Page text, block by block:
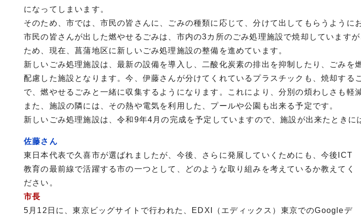
になってしまいます。
そのため、市では、市民の皆さんに、ごみの種類に応じて、分けて出してもらうように
市民の皆さんが出した燃やせるごみは、市内の3カ所のごみ処理施設で焼却しています
ため、現在、菖蒲地区に新しいごみ処理施設の整備を進めています。
新しいごみ処理施設は、最新の設備を導入し、二酸化炭素の排出を抑制したり、ごみを
配慮した施設となります。今、伊藤さんが分けてくれているプラスチックも、焼却する
で、燃やせるごみと一緒に収集するようになります。これにより、分別の煩わしさも軽
また、施設の隣には、その熱や電気を利用した、プールや公園も出来る予定です。
新しいごみ処理施設は、令和9年4月の完成を予定していますので、施設が出来たときに
佐藤さん
東日本代表で久喜市が選ばれましたが、今後、さらに発展していくためにも、今後ICT
教育の最前線で活躍する市の一つとして、どのような取り組みを考えているか教えてく
ださい。
市長
5月12日に、東京ビッグサイトで行われた、EDXI（エディックス）東京でのGoogleデ